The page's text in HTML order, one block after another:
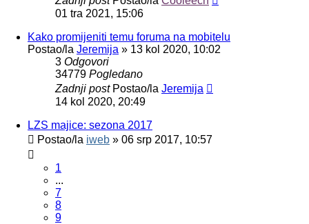
01 tra 2021, 15:06
Kako promijeniti temu foruma na mobitelu
Postao/la Jeremija » 13 kol 2020, 10:02
3 Odgovori
34779 Pogledano
Zadnji post Postao/la Jeremija
14 kol 2020, 20:49
LZS majice: sezona 2017
Postao/la iweb » 06 srp 2017, 10:57
1
...
7
8
9